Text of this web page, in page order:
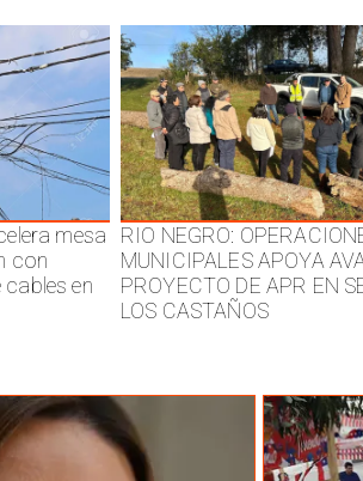
mesa
con
en
RIO NEGRO:
MUNICIPALES APOYA
PROYECTO DE APR EN
LOS CASTAÑOS